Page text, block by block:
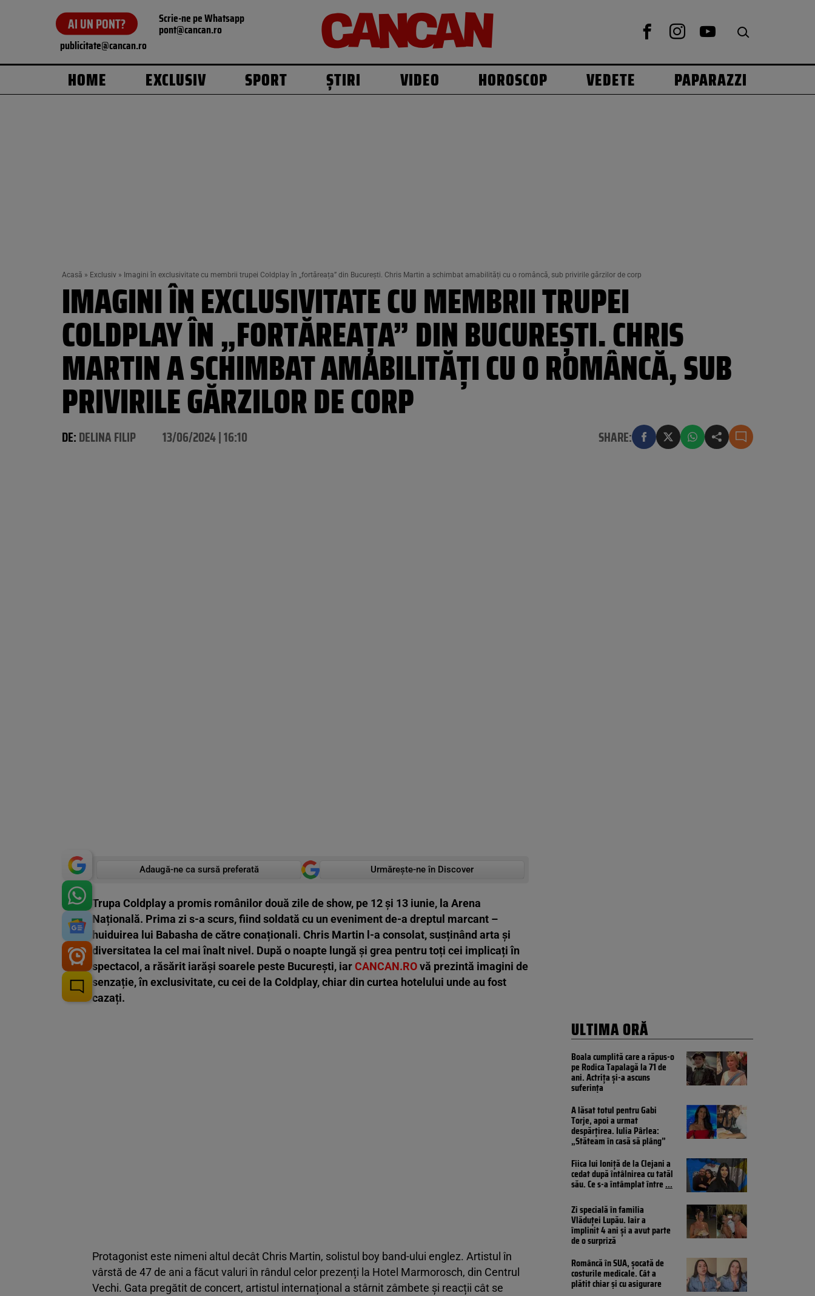
AI UN PONT? Scrie-ne pe Whatsapp
pont@cancan.ro
publicitate@cancan.ro
HOME EXCLUSIV SPORT ȘTIRI VIDEO HOROSCOP VEDETE PAPARAZZI
Acasă » Exclusiv » Imagini în exclusivitate cu membrii trupei Coldplay în „fortăreața” din București. Chris Martin a schimbat amabilități cu o româncă, sub privirile gărzilor de corp
IMAGINI ÎN EXCLUSIVITATE CU MEMBRII TRUPEI
COLDPLAY ÎN „FORTĂREAȚA” DIN BUCUREȘTI. CHRIS
MARTIN A SCHIMBAT AMABILITĂȚI CU O ROMÂNCĂ, SUB
PRIVIRILE GĂRZILOR DE CORP
DE:DELINA FILIP 13/06/2024 | 16:10 SHARE:
Adaugă-ne ca sursă preferată Urmărește-ne în Discover
Trupa Coldplay a promis românilor două zile de show, pe 12 și 13 iunie, la Arena
Națională. Prima zi s-a scurs, fiind soldată cu un eveniment de-a dreptul marcant –
huiduirea lui Babasha de către conaționali. Chris Martin l-a consolat, susținând arta și
diversitatea la cel mai înalt nivel. După o noapte lungă și grea pentru toți cei implicați în
spectacol, a răsărit iarăși soarele peste București, iarCANCAN.ROvă prezintă imagini de
senzație, în exclusivitate, cu cei de la Coldplay, chiar din curtea hotelului unde au fost
cazați.
Protagonist este nimeni altul decât Chris Martin, solistul boy band-ului englez. Artistul în
vârstă de 47 de ani a făcut valuri în rândul celor prezenți la Hotel Marmorosch, din Centrul
Vechi. Gata pregătit de concert, artistul internațional a stârnit zâmbete și reacții cât se
ULTIMA ORĂ
Boala cumplită care a răpus-o
pe Rodica Tapalagă la 71 de
ani. Actrița și-a ascuns
suferința
A lăsat totul pentru Gabi
Torje, apoi a urmat
despărțirea. Iulia Pârlea:
„Stăteam în casă să plâng”
Fiica lui Ioniță de la Clejani a
cedat după întâlnirea cu tatăl
său. Ce s-a întâmplat între...
Zi specială în familia
Vlăduței Lupău. Iair a
împlinit 4 ani și a avut parte
de o surpriză
Româncă în SUA, șocată de
costurile medicale. Cât a
plătit chiar și cu asigurare